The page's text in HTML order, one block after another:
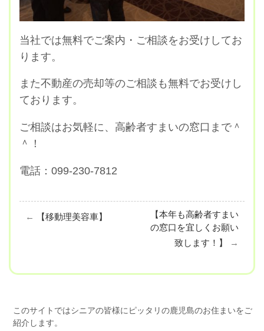
当社では無料でご案内・ご相談をお受けしてお
ります。
また不動産の売却等のご相談も無料でお受けし
ております。
ご相談はお気軽に、高齢者すまいの窓口まで＾
＾！
電話：099-230-7812
← 【移動理美容車】
【本年も高齢者すまい
の窓口を宜しくお願い
致します！】
→
このサイトではシニアの皆様にピッタリの鹿児島のお住まいをご
紹介します。